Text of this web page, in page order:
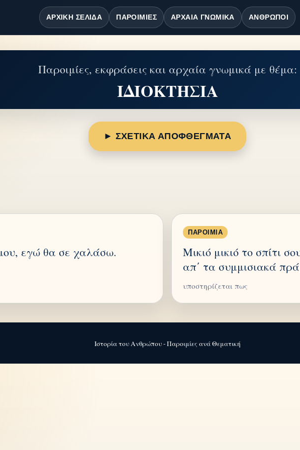
ΑΡΧΙΚΉ ΣΕΛΊΔΑ ΠΑΡΟΙΜΊΕΣ ΑΡΧΑΊΑ ΓΝΩΜΙΚΆ ΆΝΘΡΩΠΟΙ
Παροιμίες, εκφράσεις και αρχαία γνωμικά με θέμα:
ΙΔΙΟΚΤΗΣΙΑ
► ΣΧΕΤΙΚΑ ΑΠΟΦΘΕΓΜΑΤΑ
εγώ θα σε χαλάσω.
ΠΑΡΟΙΜΊΑ
Μικιό μικιό το σπίτι
απ΄ τα συμμισιακά
υποστηρίζεται πως
Ιστορία του Ανθρώπου - Παροιμίες ανά Θεματική